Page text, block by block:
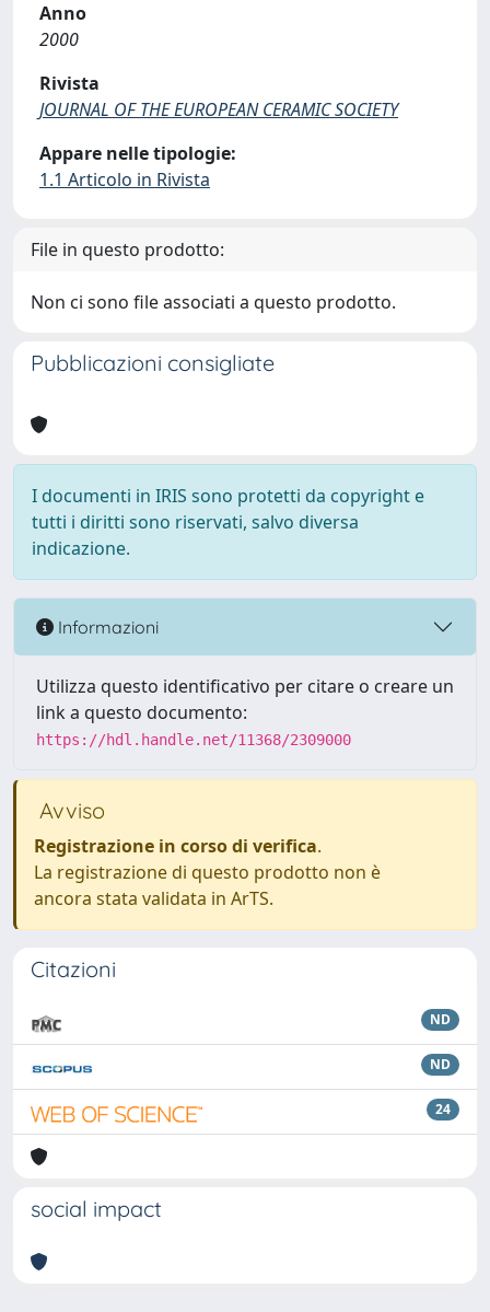
Anno
2000
Rivista
JOURNAL OF THE EUROPEAN CERAMIC SOCIETY
Appare nelle tipologie:
1.1 Articolo in Rivista
File in questo prodotto:
Non ci sono file associati a questo prodotto.
Pubblicazioni consigliate
I documenti in IRIS sono protetti da copyright e
tutti i diritti sono riservati, salvo diversa
indicazione.
Informazioni
Utilizza questo identificativo per citare o creare un
link a questo documento:
https://hdl.handle.net/11368/2309000
Avviso
Registrazione in corso di verifica.
La registrazione di questo prodotto non è
ancora stata validata in ArTS.
Citazioni
ND
ND
24
social impact